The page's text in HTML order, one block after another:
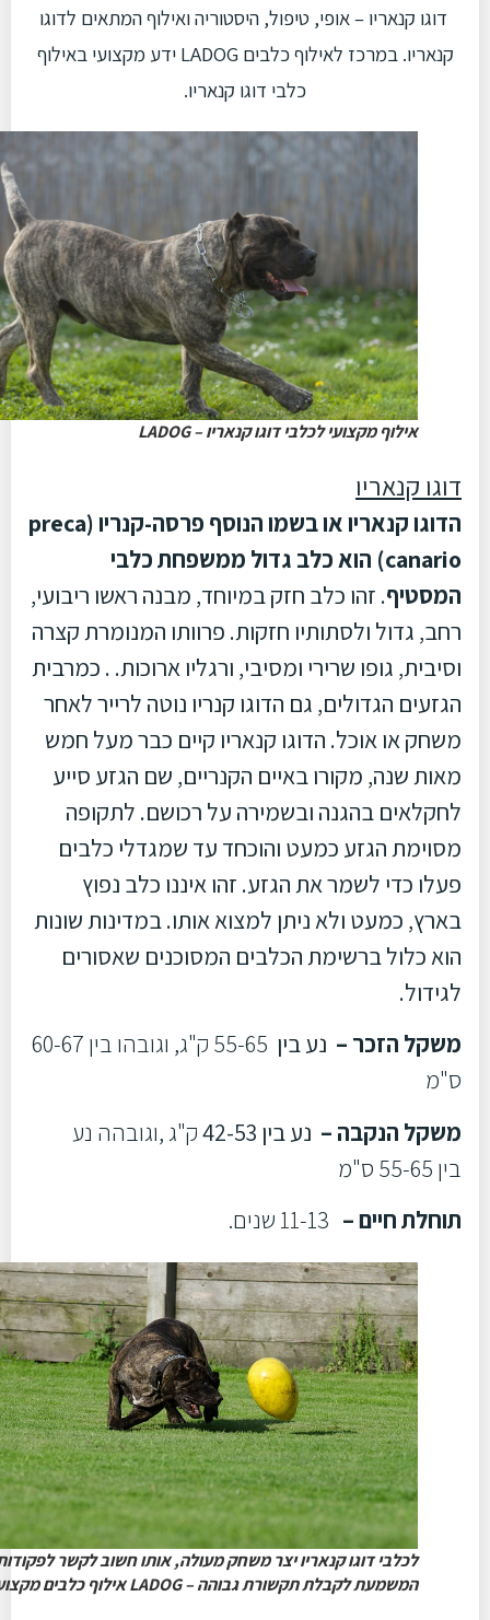
דוגו קנאריו – אופי, טיפול, היסטוריה ואילוף המתאים לדוגו
קנאריו. במרכז לאילוף כלבים LADOG ידע מקצועי באילוף
כלבי דוגו קנאריו.
אילוף מקצועי לכלבי דוגו קנאריו – LADOG
דוגו קנאריו
הדוגו קנאריו או בשמו הנוסף פרסה-קנריו (preca
canario) הוא כלב גדול ממשפחת כלבי
המסטיף. זהו כלב חזק במיוחד, מבנה ראשו ריבועי,
רחב, גדול ולסתותיו חזקות. פרוותו המנומרת קצרה
וסיבית, גופו שרירי ומסיבי, ורגליו ארוכות. . כמרבית
הגזעים הגדולים, גם הדוגו קנריו נוטה לרייר לאחר
משחק או אוכל. הדוגו קנאריו קיים כבר מעל חמש
מאות שנה, מקורו באיים הקנריים, שם הגזע סייע
לחקלאים בהגנה ובשמירה על רכושם. לתקופה
מסוימת הגזע כמעט והוכחד עד שמגדלי כלבים
פעלו כדי לשמר את הגזע. זהו איננו כלב נפוץ
בארץ, כמעט ולא ניתן למצוא אותו. במדינות שונות
הוא כלול ברשימת הכלבים המסוכנים שאסורים
לגידול.
משקל הזכר – נע בין
55-65 ק"ג, וגובהו בין 60-67
ס"מ
משקל הנקבה – נע בין 42-53
ק"ג ,וגובהה נע
בין 55-65 ס"מ
תוחלת חיים –
11-13 שנים.
לכלבי דוגו קנאריו יצר משחק מעולה, אותו חשוב לקשר לפקודות
המשמעת לקבלת תקשורת גבוהה – LADOG אילוף כלבים מקצועי